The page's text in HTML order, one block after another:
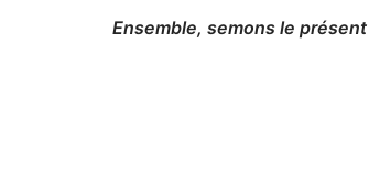
Ensemble, semons le présent